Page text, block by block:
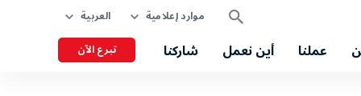
موارد إعلامية العربية
عملنا أين نعمل شاركنا تبرع الآن